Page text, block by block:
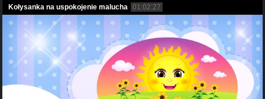
Kołysanka na uspokojenie malucha 01:02:27